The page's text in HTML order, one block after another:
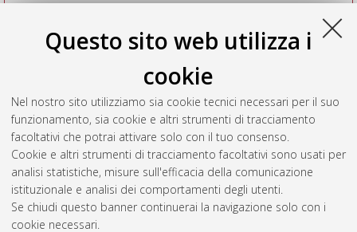
Questo sito web utilizza i
cookie
Nel nostro sito utilizziamo sia cookie tecnici necessari per il suo
funzionamento, sia cookie e altri strumenti di tracciamento
facoltativi che potrai attivare solo con il tuo consenso.
Cookie e altri strumenti di tracciamento facoltativi sono usati per
analisi statistiche, misure sull'efficacia della comunicazione
istituzionale e analisi dei comportamenti degli utenti.
Se chiudi questo banner continuerai la navigazione solo con i
cookie necessari.
Vedi altre statistiche
Gestione del documento: